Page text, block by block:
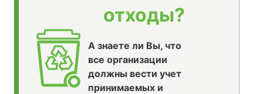
отходы?
А знаете ли Вы, что
все организации
должны вести учет
принимаемых и